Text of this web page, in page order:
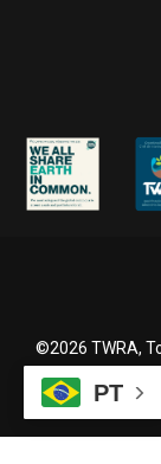
©2026 TWRA,
PT